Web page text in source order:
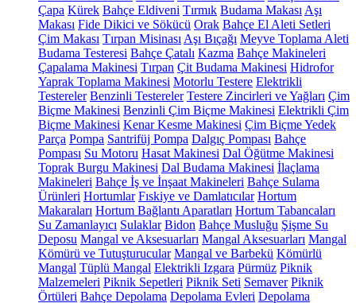
Çapa Kürek Bahçe Eldiveni Tırmık Budama Makası Aşı
Makası Fide Dikici ve Sökücü Orak Bahçe El Aleti Setleri
Çim Makası Tırpan Misinası Aşı Bıçağı Meyve Toplama Aleti
Budama Testeresi Bahçe Çatalı Kazma Bahçe Makineleri
Çapalama Makinesi Tırpan Çit Budama Makinesi Hidrofor
Yaprak Toplama Makinesi Motorlu Testere Elektrikli
Testereler Benzinli Testereler Testere Zincirleri ve Yağları Çim
Biçme Makinesi Benzinli Çim Biçme Makinesi Elektrikli Çim
Biçme Makinesi Kenar Kesme Makinesi Çim Biçme Yedek
Parça Pompa Santrifüj Pompa Dalgıç Pompası Bahçe
Pompası Su Motoru Hasat Makinesi Dal Öğütme Makinesi
Toprak Burgu Makinesi Dal Budama Makinesi İlaçlama
Makineleri Bahçe İş ve İnşaat Makineleri Bahçe Sulama
Ürünleri Hortumlar Fıskiye ve Damlatıcılar Hortum
Makaraları Hortum Bağlantı Aparatları Hortum Tabancaları
Su Zamanlayıcı Sulaklar Bidon Bahçe Musluğu Şişme Su
Deposu Mangal ve Aksesuarları Mangal Aksesuarları Mangal
Kömürü ve Tutuşturucular Mangal ve Barbekü Kömürlü
Mangal Tüplü Mangal Elektrikli Izgara Pürmüz Piknik
Malzemeleri Piknik Sepetleri Piknik Seti Semaver Piknik
Örtüleri Bahçe Depolama Depolama Evleri Depolama